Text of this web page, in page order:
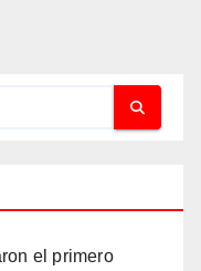
el primero